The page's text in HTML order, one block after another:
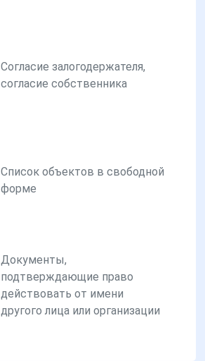
Согласие залогодержателя,
согласие собственника
Список объектов в свободной
форме
Документы,
подтверждающие право
действовать от имени
другого лица или организации